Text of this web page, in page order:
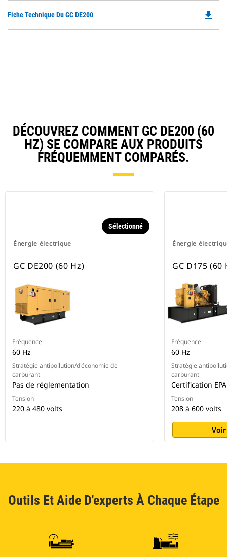
a
Fiche Technique Du GC DE200 file_download
DÉCOUVREZ COMMENT GC DE200 (60
HZ) SE COMPARE AUX PRODUITS
FRÉQUEMMENT COMPARÉS.
Énergie électrique
Sélectionné
GC DE200 (60 Hz)
Fréquence
60 Hz
Stratégie antipollution/d'économie de
carburant
Pas de réglementation
Tension
220 à 480 volts
Énergie
GC D175 (60
Fréquence
60 Hz
Stratégie
carburant
Certification
Tension
208 à 600 volts
Outils Et Aide D'experts À Chaque Étape